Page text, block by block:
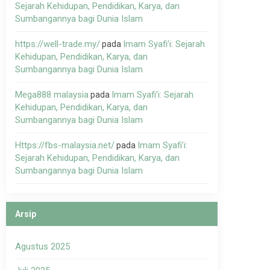
Sejarah Kehidupan, Pendidikan, Karya, dan
Sumbangannya bagi Dunia Islam
https://well-trade.my/pada Imam Syafi’i: Sejarah
Kehidupan, Pendidikan, Karya, dan
Sumbangannya bagi Dunia Islam
Mega888 malaysiapada Imam Syafi’i: Sejarah
Kehidupan, Pendidikan, Karya, dan
Sumbangannya bagi Dunia Islam
Https://fbs-malaysia.net/pada Imam Syafi’i:
Sejarah Kehidupan, Pendidikan, Karya, dan
Sumbangannya bagi Dunia Islam
Arsip
Agustus 2025